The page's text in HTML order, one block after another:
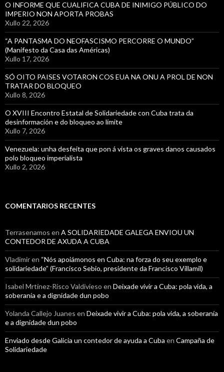
O INFORME QUE CUALIFICA CUBA DE INIMIGO PÚBLICO DO
IMPERIO NON APORTA PROBAS
Xullo 22, 2026
“A PANTASMA DO NEOFASCISMO PERCORRE O MUNDO”
(Manifesto da Casa das Américas)
Xullo 17, 2026
SÓ OITO PAISES VOTARON COS EUA NA ONU A PROL DE NON
TRATAR DO BLOQUEO
Xullo 8, 2026
O XVIII Encontro Estatal de Solidariedade con Cuba trata da
desinformación e do bloqueo ao límite
Xullo 7, 2026
Venezuela: unha desfeita que pon á vista os graves danos causados
polo bloqueo imperialista
Xullo 2, 2026
COMENTARIOS RECENTES
Terrasenamos en A SOLIDARIEDADE GALEGA ENVIOU UN
CONTEDOR DE AXUDA A CUBA
Vladimiren “Nós apoiámonos en Cuba: na forza do seu exemplo e
solidariedade” (Francisco Sebio, presidente da Francisco Villamil)
Isabel Mrtínez-Risco Valdivieso en Deixade vivir a Cuba: pola vida, a
soberanía e a dignidade dun pobo
Yolanda Callejo Juanes en Deixade vivir a Cuba: pola vida, a soberanía
e a dignidade dun pobo
Enviado desde Galicia un contedor de ayuda a Cuba en Campaña de
Solidariedade